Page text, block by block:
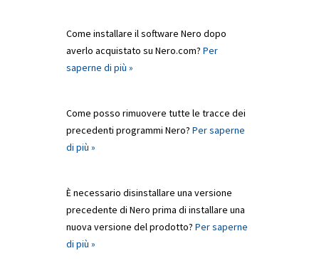
Come installare il software Nero dopo
averlo acquistato su Nero.com? Per
saperne di più »
Come posso rimuovere tutte le tracce dei
precedenti programmi Nero? Per saperne
di più »
È necessario disinstallare una versione
precedente di Nero prima di installare una
nuova versione del prodotto? Per saperne
di più »